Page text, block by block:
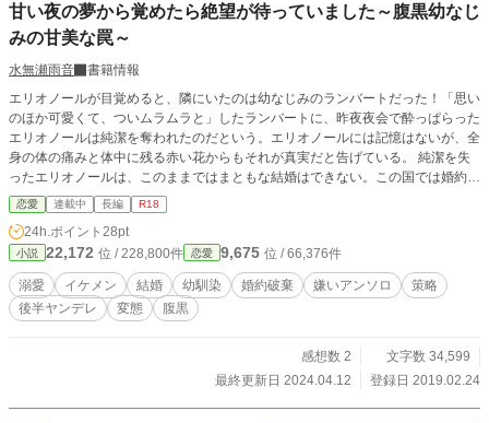
甘い夜の夢から覚めたら絶望が待っていました～腹黒幼なじ
みの甘美な罠～
水無瀬雨音
書籍情報
エリオノールが目覚めると、隣にいたのは幼なじみのランバートだった！「思い
のほか可愛くて、ついムラムラと」したランバートに、昨夜夜会で酔っぱらった
エリオノールは純潔を奪われたのだという。エリオノールには記憶はないが、全
身の体の痛みと体中に残る赤い花からもそれが真実だと告げている。 純潔を失
ったエリオノールは、このままではまともな結婚はできない。この国では婚約者
に限り婚前交渉が認められているため、やむなくランバートの求婚を受け入れた
エリオノール。 だがそれは全てランバートの策略で……？ 盗作、オマージュ固
く禁じます。 清白妙様、砂月美乃様共催「嫌いアンソロ」に参加しています。
ムーンライトノベルズでも公開しております。
恋愛 連載中 長編 R18
24h.ポイント 28pt
小説 22,172 位 / 228,800件 恋愛 9,675 位 / 66,376件
溺愛 イケメン 結婚 幼馴染 婚約破棄 嫌いアンソロ
策略
後半ヤンデレ
変態 腹黒
感想数 2
文字数 34,599
最終更新日 2024.04.12
登録日 2019.02.24